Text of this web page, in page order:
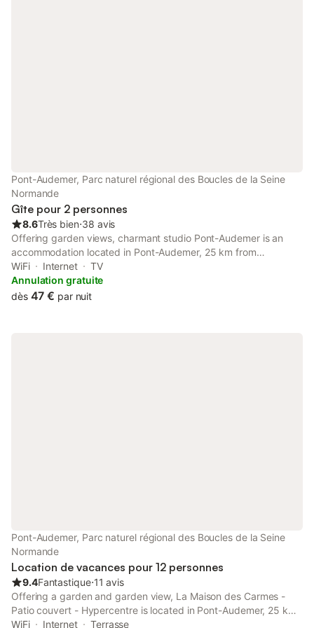
Pont-Audemer, Parc naturel régional des Boucles de la Seine
Normande
Gîte pour 2 personnes
8.6Très bien⋅38 avis
Offering garden views, charmant studio Pont-Audemer is an
accommodation located in Pont-Audemer, 25 km from
Honfleur's Old Harbour and 25 km from La Forge Museum.
WiFi Internet
TV
Annulation gratuite
dès 47 € par nuit
Pont-Audemer, Parc naturel régional des Boucles de la Seine
Normande
Location de vacances pour 12 personnes
9.4Fantastique⋅11 avis
Offering a garden and garden view, La Maison des Carmes -
Patio couvert - Hypercentre is located in Pont-Audemer, 25 km
from Honfleur's Old Harbour and 25 km from La Forge Museum.
WiFi Internet Terrasse